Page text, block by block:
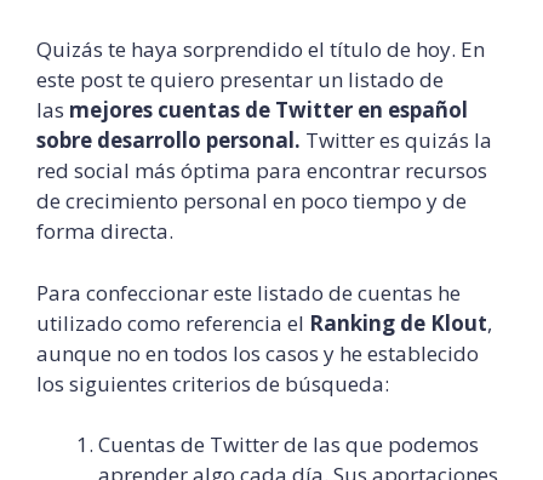
Quizás te haya sorprendido el título de hoy. En
este post te quiero presentar un listado de
las mejores cuentas de Twitter en español
sobre desarrollo personal. Twitter es quizás la
red social más óptima para encontrar recursos
de crecimiento personal en poco tiempo y de
forma directa.
Para confeccionar este listado de cuentas he
utilizado como referencia el Ranking de Klout,
aunque no en todos los casos y he establecido
los siguientes criterios de búsqueda:
Cuentas de Twitter de las que podemos